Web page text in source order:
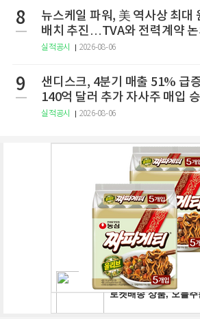
8
뉴스케일 파워, 美 역사상 최대
배치 추진…TVA와 전력계약 논
실적공시 2026-08-06
9
샌디스크, 4분기 매출 51% 급
140억 달러 추가 자사주 매입
실적공시 2026-08-06